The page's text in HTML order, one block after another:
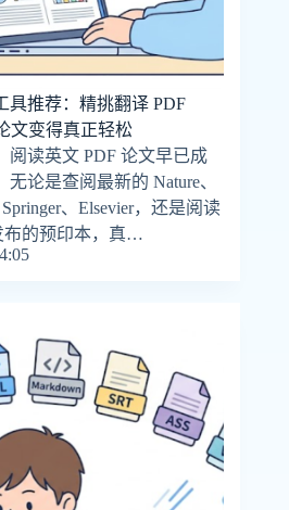
具推荐：精挑翻译 PDF
文变得真正轻松
阅读英文 PDF 论文早已成
论是查阅最新的 Nature、
、Elsevier，还是阅读
布的预印本，真…